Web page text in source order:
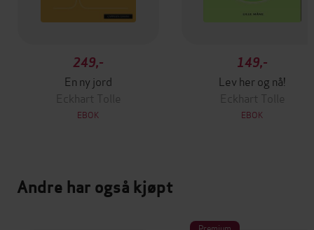
249,-
En ny jord
Eckhart Tolle
EBOK
149,-
Lev her og nå!
Eckhart Tolle
EBOK
Andre har også kjøpt